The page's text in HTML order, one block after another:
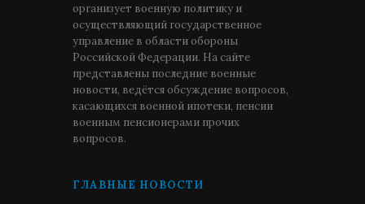
организует военную политику и
осуществляющий государственное
управление в области обороны
Российской Федерации. На сайте
представлены последние военные
новости, ведётся обсуждение вопросов,
касающихся военной ипотеки, пенсии
военным пенсионерами прочих
вопросов.
ГЛАВНЫЕ НОВОСТИ